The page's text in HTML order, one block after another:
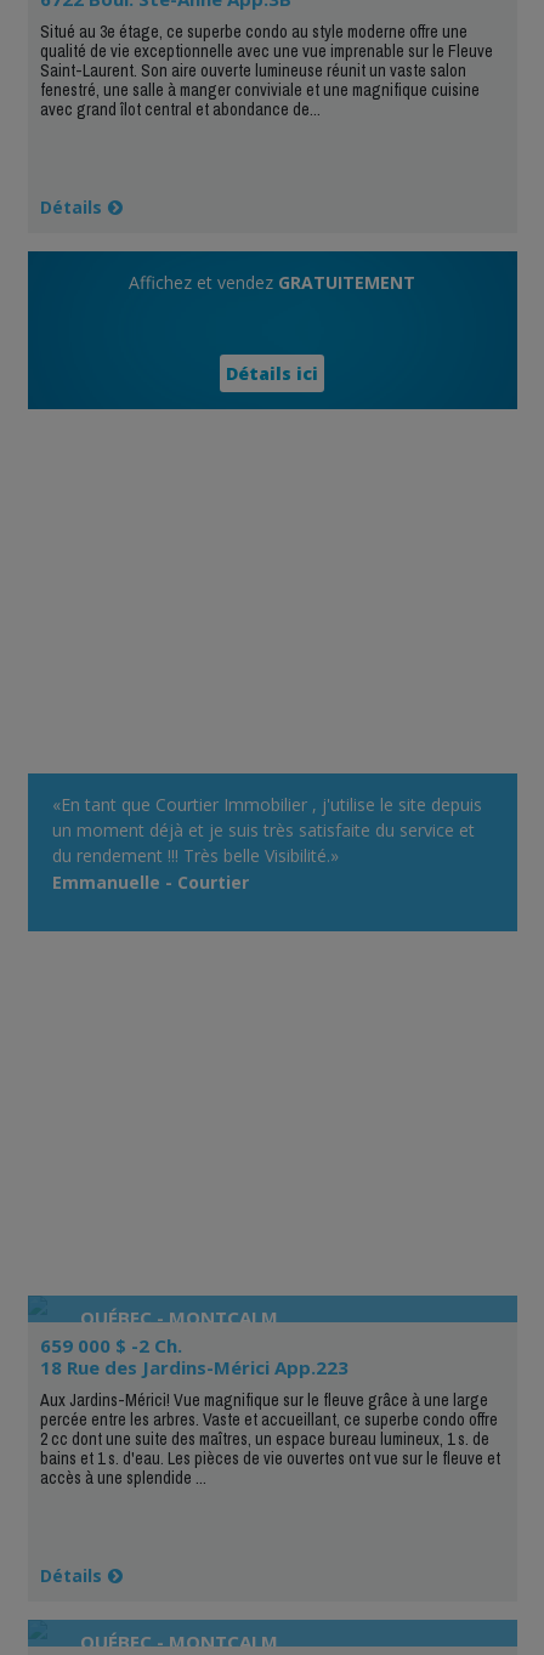
Situé au 3e étage, ce superbe condo au style moderne offre une
qualité de vie exceptionnelle avec une vue imprenable sur le Fleuve
Saint-Laurent. Son aire ouverte lumineuse réunit un vaste salon
fenestré, une salle à manger conviviale et une magnifique cuisine
avec grand îlot central et abondance de...
Détails
Affichez et vendez GRATUITEMENT
Détails ici
«En tant que Courtier Immobilier , j'utilise le site depuis
un moment déjà et je suis très satisfaite du service et
du rendement !!! Très belle Visibilité.»
Emmanuelle - Courtier
QUÉBEC - MONTCALM
659 000 $ -2 Ch.
18 Rue des Jardins-Mérici App.223
Aux Jardins-Mérici! Vue magnifique sur le fleuve grâce à une large
percée entre les arbres. Vaste et accueillant, ce superbe condo offre
2 cc dont une suite des maîtres, un espace bureau lumineux, 1 s. de
bains et 1 s. d'eau. Les pièces de vie ouvertes ont vue sur le fleuve et
accès à une splendide ...
Détails
QUÉBEC - MONTCALM